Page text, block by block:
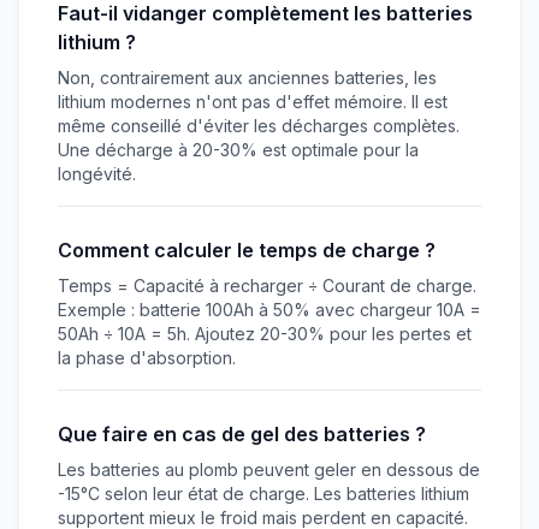
Faut-il vidanger complètement les batteries
lithium ?
Non, contrairement aux anciennes batteries, les
lithium modernes n'ont pas d'effet mémoire. Il est
même conseillé d'éviter les décharges complètes.
Une décharge à 20-30% est optimale pour la
longévité.
Comment calculer le temps de charge ?
Temps = Capacité à recharger ÷ Courant de charge.
Exemple : batterie 100Ah à 50% avec chargeur 10A =
50Ah ÷ 10A = 5h. Ajoutez 20-30% pour les pertes et
la phase d'absorption.
Que faire en cas de gel des batteries ?
Les batteries au plomb peuvent geler en dessous de
-15°C selon leur état de charge. Les batteries lithium
supportent mieux le froid mais perdent en capacité.